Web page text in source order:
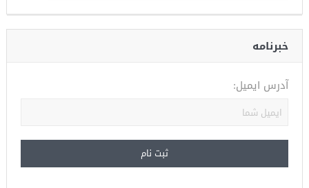
خبرنامه
آدرس ایمیل: